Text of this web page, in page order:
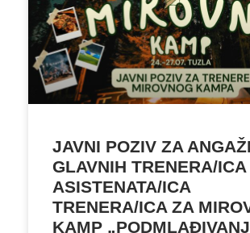
JAVNI POZIV ZA
GLAVNIH TRENERA/ICA
ASISTENATA/ICA
TRENERA/ICA ZA
KAMP